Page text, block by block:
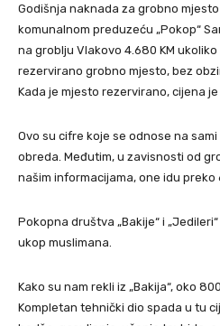
Godišnja naknada za grobno
komunalnom preduzeću „Pokop“
na groblju Vlakovo 4.680 KM
rezervirano grobno mjesto, bez
Kada je mjesto rezervirano, cijena je
Ovo su cifre koje se odnose na
obreda. Međutim, u zavisnosti od
našim informacijama, one idu preko
Pokopna društva „Bakije“ i
ukop muslimana.
Kako su nam rekli iz „Bakija“, oko
Kompletan tehnički dio spada u tu